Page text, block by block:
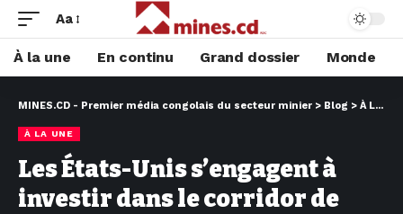
Aa
À la une En continu Grand dossier Monde
MINES.CD - Premier média congolais du secteur minier > Blog > À LA UNE
À LA UNE
Les États-Unis s’engagent à
investir dans le corridor de